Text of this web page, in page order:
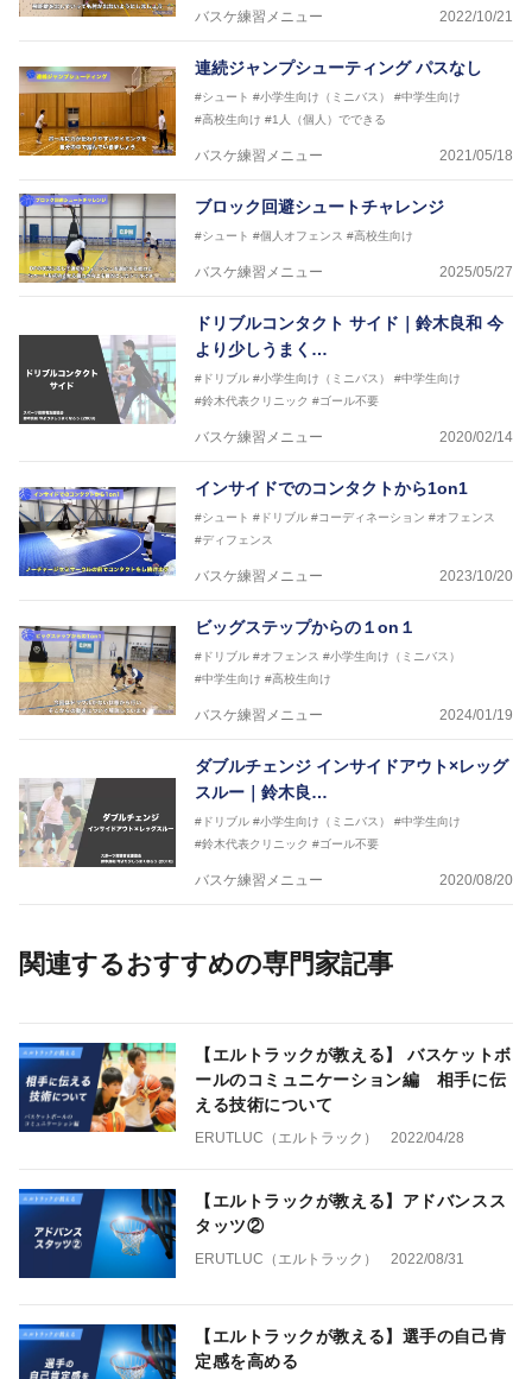
バスケ練習メニュー 2022/10/21
連続ジャンプシューティング パスなし
#シュート #小学生向け（ミニバス）
#中学生向け
#高校生向け #1人（個人）でできる
バスケ練習メニュー 2021/05/18
ブロック回避シュートチャレンジ
#シュート #個人オフェンス #高校生向け
バスケ練習メニュー 2025/05/27
ドリブルコンタクト サイド｜鈴木良和 今
より少しうまく…
#ドリブル #小学生向け（ミニバス）
#中学生向け
#鈴木代表クリニック #ゴール不要
バスケ練習メニュー 2020/02/14
インサイドでのコンタクトから1on1
#シュート #ドリブル #コーディネーション #オフェンス
#ディフェンス
バスケ練習メニュー 2023/10/20
ビッグステップからの１on１
#ドリブル #オフェンス #小学生向け（ミニバス）
#中学生向け #高校生向け
バスケ練習メニュー 2024/01/19
ダブルチェンジ インサイドアウト×レッグ
スルー｜鈴木良…
#ドリブル #小学生向け（ミニバス）
#中学生向け
#鈴木代表クリニック #ゴール不要
バスケ練習メニュー 2020/08/20
関連するおすすめの専門家記事
【エルトラックが教える】 バスケットボ
ールのコミュニケーション編 相手に伝
える技術について
ERUTLUC（エルトラック） 2022/04/28
【エルトラックが教える】アドバンスス
タッツ②
ERUTLUC（エルトラック） 2022/08/31
【エルトラックが教える】選手の自己肯
定感を高める